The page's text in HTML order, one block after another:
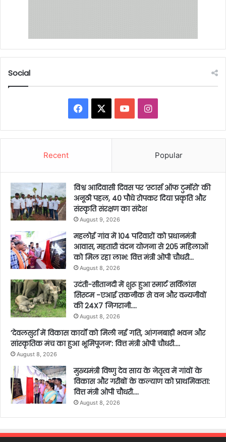
Social
Facebook YouTubeInstagram
Recent Popular
विश्व आदिवासी दिवस पर ‘स्टार्स ऑफ टुमॉरो’ की
अनूठी पहल, 40 पौधे रोपकर दिया प्रकृति और
संस्कृति संरक्षण का संदेश
August 9, 2026
महलोई गांव में 104 परिवारों को प्रधानमंत्री
आवास, महतारी वंदन योजना से 205 महिलाओं
को मिल रहा लाभ: वित्त मंत्री ओपी चौधरी…
August 8, 2026
उदंती-सीतानदी में शुरू हुआ स्मार्ट सर्विलांस
सिस्टम -एआई तकनीक से वन और वन्यजीवों
की 24X7 निगरानी….
August 8, 2026
’देवलसुर्रा में विकास कार्यों को मिली नई गति, आंगनबाड़ी भवन और
सांस्कृतिक मंच का हुआ भूमिपूजन’: वित्त मंत्री ओपी चौधरी….
August 8, 2026
मुख्यमंत्री विष्णु देव साय के नेतृत्व में गांवों के
विकास और गरीबों के कल्याण को प्राथमिकता:
वित्त मंत्री ओपी चौधरी….
August 8, 2026